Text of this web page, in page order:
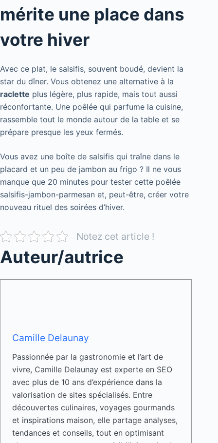
mérite une place dans
votre hiver
Avec ce plat, le salsifis, souvent boudé, devient la
star du dîner. Vous obtenez une alternative à la
raclette plus légère, plus rapide, mais tout aussi
réconfortante. Une poêlée qui parfume la cuisine,
rassemble tout le monde autour de la table et se
prépare presque les yeux fermés.
Vous avez une boîte de salsifis qui traîne dans le
placard et un peu de jambon au frigo ? Il ne vous
manque que 20 minutes pour tester cette poêlée
salsifis-jambon-parmesan et, peut-être, créer votre
nouveau rituel des soirées d’hiver.
Notez cet article !
Auteur/autrice
Camille Delaunay
Passionnée par la gastronomie et l’art de
vivre, Camille Delaunay est experte en SEO
avec plus de 10 ans d’expérience dans la
valorisation de sites spécialisés. Entre
découvertes culinaires, voyages gourmands
et inspirations maison, elle partage analyses,
tendances et conseils, tout en optimisant